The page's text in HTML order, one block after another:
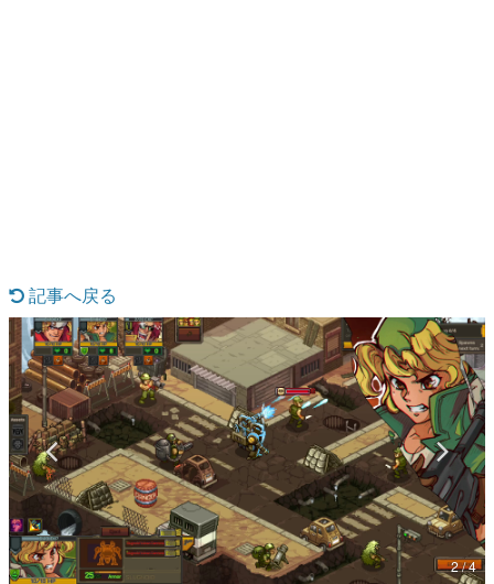
マンガ
女性向け
アプリレビュー
その他
電ファミニコゲーマーとは？
運営：株式会社マレ
記事へ戻る
2 / 4